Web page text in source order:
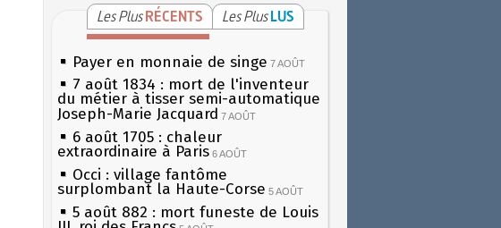
Les Plus RÉCENTS Les Plus LUS
Payer en monnaie de singe 7 AOÛT
7 août 1834 : mort de l'inventeur
du métier à tisser semi-automatique
Joseph-Marie Jacquard 7 AOÛT
6 août 1705 : chaleur
extraordinaire à Paris 6 AOÛT
Occi : village fantôme
surplombant la Haute-Corse 5 AOÛT
5 août 882 : mort funeste de Louis